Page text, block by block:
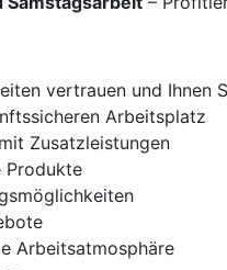
vertrauen und Ihnen
Arbeitsplatz
Zusatzleistungen
Produkte
Arbeitsatmosphäre